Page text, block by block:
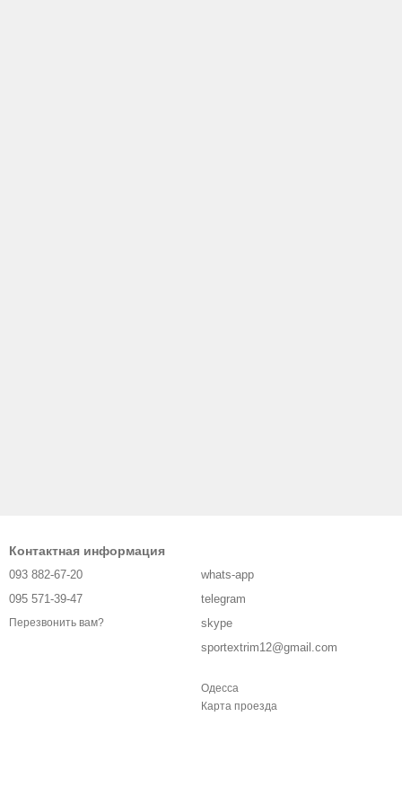
Контактная информация
093 882-67-20
095 571-39-47
Перезвонить вам?
whats-app
telegram
skype
sportextrim12@gmail.com
Одесса
Карта проезда